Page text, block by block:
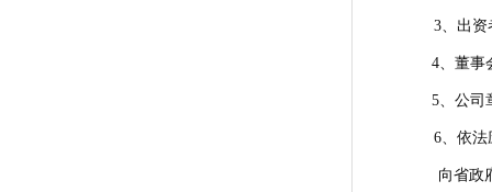
3、出资
4、董事
5、公司
6、依法
向省政府